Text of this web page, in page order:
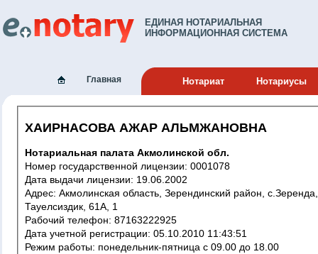
ЕДИНАЯ НОТАРИАЛЬНАЯ
ИНФОРМАЦИОННАЯ СИСТЕМА
Главная Нотариат Нотариусы
ХАИРНАСОВА АЖАР АЛЬМЖАНОВНА
Нотариальная палата Акмолинской обл.
Номер государственной лицензии: 0001078
Дата выдачи лицензии: 19.06.2002
Адрес: Акмолинская область, Зерендинский район, с.Зеренда,
Тауелсиздик, 61А, 1
Рабочий телефон: 87163222925
Дата учетной регистрации: 05.10.2010 11:43:51
Режим работы: понедельник-пятница с 09.00 до 18.00